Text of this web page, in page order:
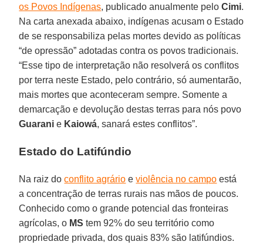
os Povos Indígenas, publicado anualmente peloCimi.
Na carta anexada abaixo, indígenas acusam o Estado
de se responsabiliza pelas mortes devido as políticas
“de opressão” adotadas contra os povos tradicionais.
“Esse tipo de interpretação não resolverá os conflitos
por terra neste Estado, pelo contrário, só aumentarão,
mais mortes que aconteceram sempre. Somente a
demarcação e devolução destas terras para nós povo
Guarani e Kaiowá, sanará estes conflitos”.
Estado do Latifúndio
Na raiz doconflito agrário eviolência no campo está
a concentração de terras rurais nas mãos de poucos.
Conhecido como o grande potencial das fronteiras
agrícolas, o MS tem 92% do seu território como
propriedade privada, dos quais 83% são latifúndios.